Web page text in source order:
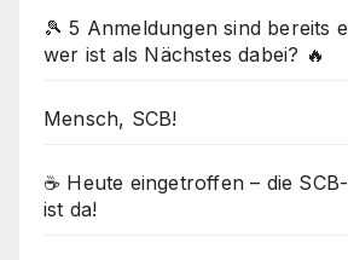
🎾 5 Anmeldungen sind bereits
wer ist als Nächstes dabei? 🔥
Mensch, SCB!
☕ Heute eingetroffen – die
ist da!